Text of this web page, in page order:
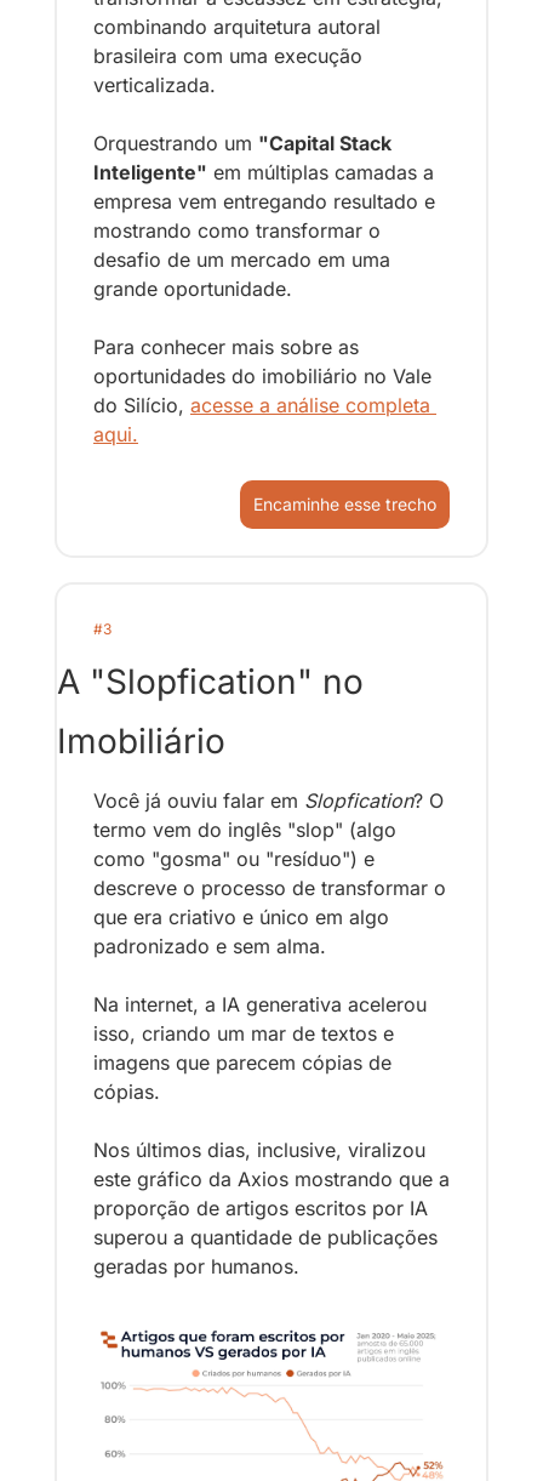
combinando arquitetura autoral
brasileira com uma execução
verticalizada.
Orquestrando um "Capital Stack
Inteligente" em múltiplas camadas a
empresa vem entregando resultado e
mostrando como transformar o
desafio de um mercado em uma
grande oportunidade.
Para conhecer mais sobre as
oportunidades do imobiliário no Vale
do Silício, acesse a análise completa
aqui.
Encaminhe esse trecho
#3
A "Slopfication" no
Imobiliário
Você já ouviu falar em Slopfication? O
termo vem do inglês "slop" (algo
como "gosma" ou "resíduo") e
descreve o processo de transformar o
que era criativo e único em algo
padronizado e sem alma.
Na internet, a IA generativa acelerou
isso, criando um mar de textos e
imagens que parecem cópias de
cópias.
Nos últimos dias, inclusive, viralizou
este gráfico da Axios mostrando que a
proporção de artigos escritos por IA
superou a quantidade de publicações
geradas por humanos.